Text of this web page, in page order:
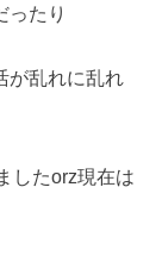
ったり
が乱れに乱れ
したorz現在は